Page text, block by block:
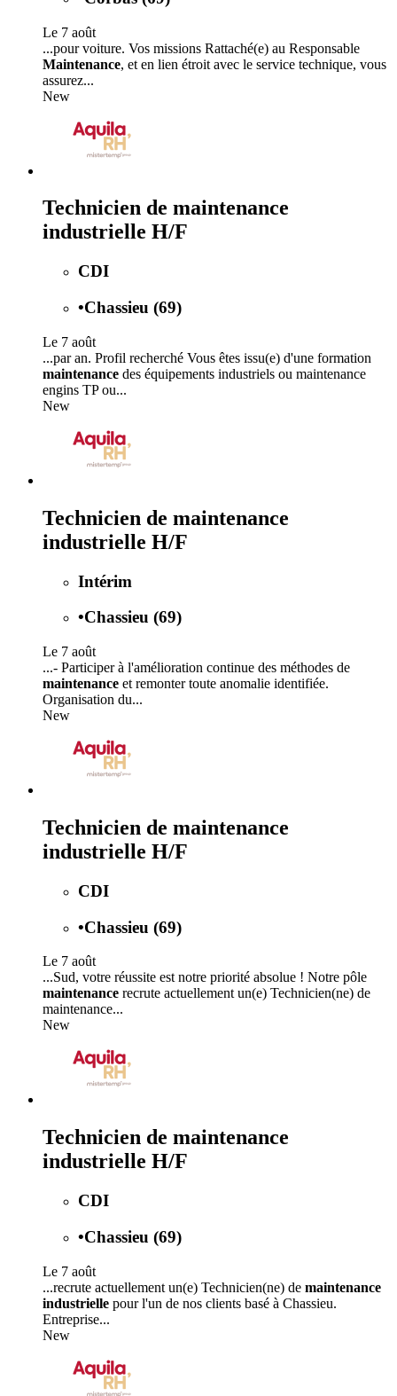
Le 7 août
...pour voiture. Vos missions Rattaché(e) au Responsable
Maintenance, et en lien étroit avec le service technique, vous
assurez...
New
Technicien de maintenance
industrielle H/F
CDI
•Chassieu (69)
Le 7 août
...par an. Profil recherché Vous êtes issu(e) d'une formation
maintenance des équipements industriels ou maintenance
engins TP ou...
New
Technicien de maintenance
industrielle H/F
Intérim
•Chassieu (69)
Le 7 août
...- Participer à l'amélioration continue des méthodes de
maintenance et remonter toute anomalie identifiée.
Organisation du...
New
Technicien de maintenance
industrielle H/F
CDI
•Chassieu (69)
Le 7 août
...Sud, votre réussite est notre priorité absolue ! Notre pôle
maintenance recrute actuellement un(e) Technicien(ne) de
maintenance...
New
Technicien de maintenance
industrielle H/F
CDI
•Chassieu (69)
Le 7 août
...recrute actuellement un(e) Technicien(ne) de maintenance
industrielle pour l'un de nos clients basé à Chassieu.
Entreprise...
New